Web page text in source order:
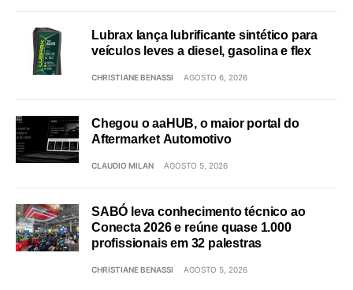
Lubrax lança lubrificante sintético para
veículos leves a diesel, gasolina e flex
CHRISTIANE BENASSI AGOSTO 6, 2026
Chegou o aaHUB, o maior portal do
Aftermarket Automotivo
CLAUDIO MILAN AGOSTO 5, 2026
SABÓ leva conhecimento técnico ao
Conecta 2026 e reúne quase 1.000
profissionais em 32 palestras
CHRISTIANE BENASSI AGOSTO 5, 2026